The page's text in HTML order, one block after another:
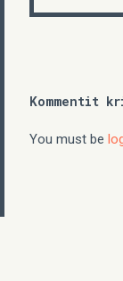
Kommentit
You must be